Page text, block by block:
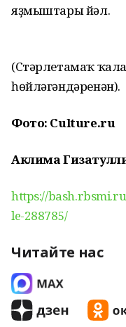
яҙмыштары йәл.
(Стәрлетамаҡ
һөйләгәндәренән).
Фото: Culture.ru
Аклима
https://
le-288785/
Читайте нас